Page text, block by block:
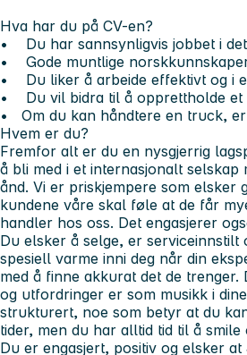
Hva har du på CV-en?
• Du har sannsynligvis jobbet i
• Gode muntlige
• Du liker å arbeide effektivt og i
• Du vil bidra til å opprettholde et
• Om du kan håndtere en truck, er
Hvem er du?
Fremfor alt er du en nysgjerrig
å bli med i et internasjonalt selskap
ånd. Vi er priskjempere som elsker
kundene våre skal føle at de får
handler hos oss. Det engasjerer
Du elsker å selge, er serviceinnstilt
spesiell varme inni deg når din
med å finne akkurat det de
og utfordringer er som musikk i
strukturert, noe som betyr at du
tider, men du har alltid tid til å smile
Du er engasjert, positiv og elsker